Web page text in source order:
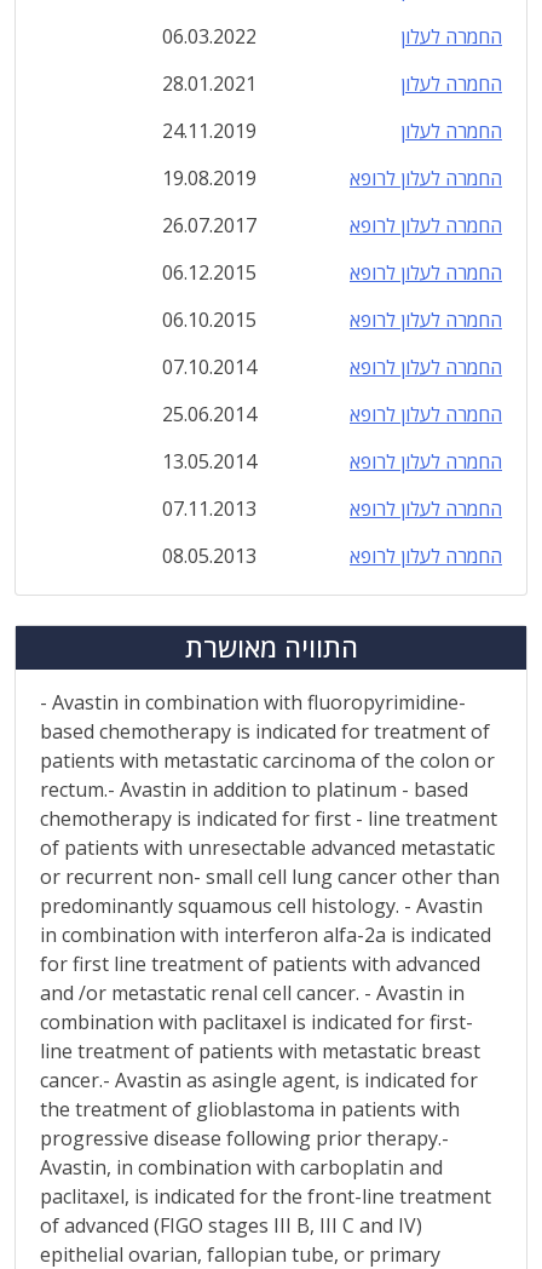
החמרה לעלון
06.03.2022
החמרה לעלון
28.01.2021
החמרה לעלון
24.11.2019
החמרה לעלון לרופא
19.08.2019
החמרה לעלון לרופא
26.07.2017
החמרה לעלון לרופא
06.12.2015
החמרה לעלון לרופא
06.10.2015
החמרה לעלון לרופא
07.10.2014
החמרה לעלון לרופא
25.06.2014
החמרה לעלון לרופא
13.05.2014
החמרה לעלון לרופא
07.11.2013
החמרה לעלון לרופא
08.05.2013
התוויה מאושרת
- Avastin in combination with fluoropyrimidine-
based chemotherapy is indicated for treatment of
patients with metastatic carcinoma of the colon or
rectum.- Avastin in addition to platinum - based
chemotherapy is indicated for first - line treatment
of patients with unresectable advanced metastatic
or recurrent non- small cell lung cancer other than
predominantly squamous cell histology. - Avastin
in combination with interferon alfa-2a is indicated
for first line treatment of patients with advanced
and /or metastatic renal cell cancer. - Avastin in
combination with paclitaxel is indicated for first-
line treatment of patients with metastatic breast
cancer.- Avastin as asingle agent, is indicated for
the treatment of glioblastoma in patients with
progressive disease following prior therapy.-
Avastin, in combination with carboplatin and
paclitaxel, is indicated for the front-line treatment
of advanced (FIGO stages III B, III C and IV)
epithelial ovarian, fallopian tube, or primary